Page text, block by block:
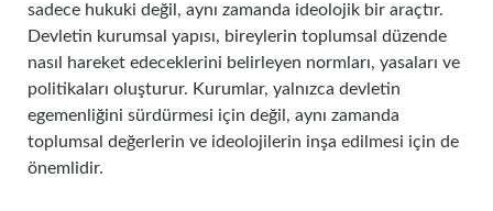
sadece hukuki değil, aynı zamanda ideolojik bir araçtır.
Devletin kurumsal yapısı, bireylerin toplumsal düzende
nasıl hareket edeceklerini belirleyen normları, yasaları ve
politikaları oluşturur. Kurumlar, yalnızca devletin
egemenliğini sürdürmesi için değil, aynı zamanda
toplumsal değerlerin ve ideolojilerin inşa edilmesi için de
önemlidir.